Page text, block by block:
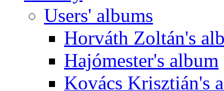
Users' albums
Horváth Zoltán's
Hajómester's album
Kovács Krisztián's